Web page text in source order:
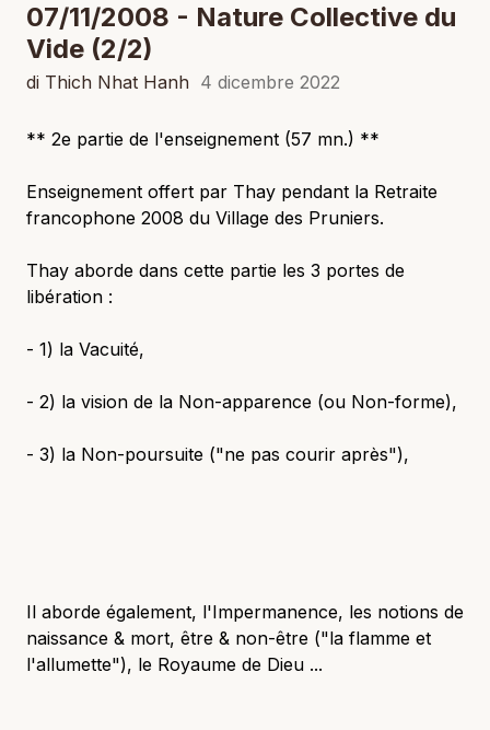
07/11/2008 - Nature Collective du
Vide (2/2)
di Thich Nhat Hanh 4 dicembre 2022
** 2e partie de l'enseignement (57 mn.) **
Enseignement offert par Thay pendant la Retraite
francophone 2008 du Village des Pruniers.
Thay aborde dans cette partie les 3 portes de
libération :
- 1) la Vacuité,
- 2) la vision de la Non-apparence (ou Non-forme),
- 3) la Non-poursuite ("ne pas courir après"),
Il aborde également, l'Impermanence, les notions de
naissance & mort, être & non-être ("la flamme et
l'allumette"), le Royaume de Dieu ...